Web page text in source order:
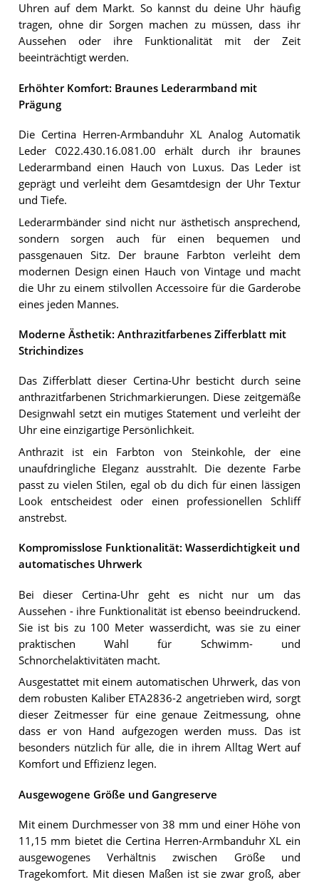
Uhren auf dem Markt. So kannst du deine Uhr häufig
tragen, ohne dir Sorgen machen zu müssen, dass ihr
Aussehen oder ihre Funktionalität mit der Zeit
beeinträchtigt werden.
Erhöhter Komfort: Braunes Lederarmband mit
Prägung
Die Certina Herren-Armbanduhr XL Analog Automatik
Leder C022.430.16.081.00 erhält durch ihr braunes
Lederarmband einen Hauch von Luxus. Das Leder ist
geprägt und verleiht dem Gesamtdesign der Uhr Textur
und Tiefe.
Lederarmbänder sind nicht nur ästhetisch ansprechend,
sondern sorgen auch für einen bequemen und
passgenauen Sitz. Der braune Farbton verleiht dem
modernen Design einen Hauch von Vintage und macht
die Uhr zu einem stilvollen Accessoire für die Garderobe
eines jeden Mannes.
Moderne Ästhetik: Anthrazitfarbenes Zifferblatt mit
Strichindizes
Das Zifferblatt dieser Certina-Uhr besticht durch seine
anthrazitfarbenen Strichmarkierungen. Diese zeitgemäße
Designwahl setzt ein mutiges Statement und verleiht der
Uhr eine einzigartige Persönlichkeit.
Anthrazit ist ein Farbton von Steinkohle, der eine
unaufdringliche Eleganz ausstrahlt. Die dezente Farbe
passt zu vielen Stilen, egal ob du dich für einen lässigen
Look entscheidest oder einen professionellen Schliff
anstrebst.
Kompromisslose Funktionalität: Wasserdichtigkeit und
automatisches Uhrwerk
Bei dieser Certina-Uhr geht es nicht nur um das
Aussehen - ihre Funktionalität ist ebenso beeindruckend.
Sie ist bis zu 100 Meter wasserdicht, was sie zu einer
praktischen Wahl für Schwimm- und
Schnorchelaktivitäten macht.
Ausgestattet mit einem automatischen Uhrwerk, das von
dem robusten Kaliber ETA2836-2 angetrieben wird, sorgt
dieser Zeitmesser für eine genaue Zeitmessung, ohne
dass er von Hand aufgezogen werden muss. Das ist
besonders nützlich für alle, die in ihrem Alltag Wert auf
Komfort und Effizienz legen.
Ausgewogene Größe und Gangreserve
Mit einem Durchmesser von 38 mm und einer Höhe von
11,15 mm bietet die Certina Herren-Armbanduhr XL ein
ausgewogenes Verhältnis zwischen Größe und
Tragekomfort. Mit diesen Maßen ist sie zwar groß, aber